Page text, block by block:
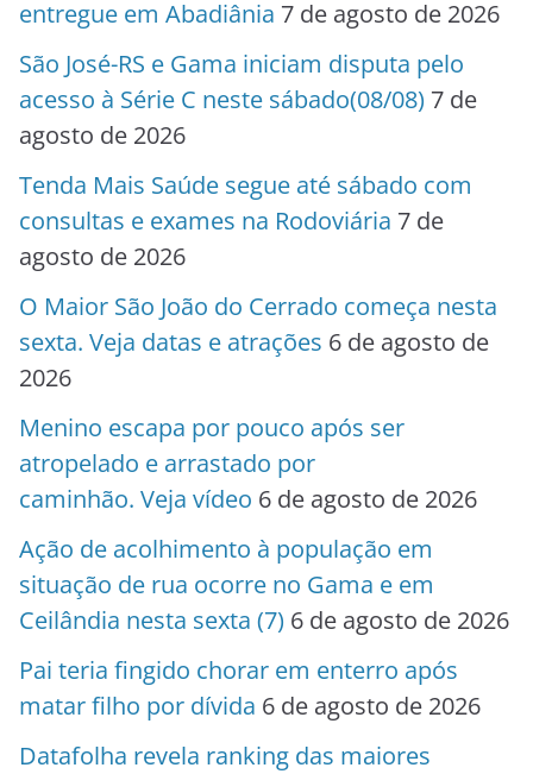
entregue em Abadiânia 7 de agosto de 2026
São José-RS e Gama iniciam disputa pelo
acesso à Série C neste sábado(08/08) 7 de
agosto de 2026
Tenda Mais Saúde segue até sábado com
consultas e exames na Rodoviária 7 de
agosto de 2026
O Maior São João do Cerrado começa nesta
sexta. Veja datas e atrações 6 de agosto de
2026
Menino escapa por pouco após ser
atropelado e arrastado por
caminhão. Veja vídeo 6 de agosto de 2026
Ação de acolhimento à população em
situação de rua ocorre no Gama e em
Ceilândia nesta sexta (7) 6 de agosto de 2026
Pai teria fingido chorar em enterro após
matar filho por dívida 6 de agosto de 2026
Datafolha revela ranking das maiores